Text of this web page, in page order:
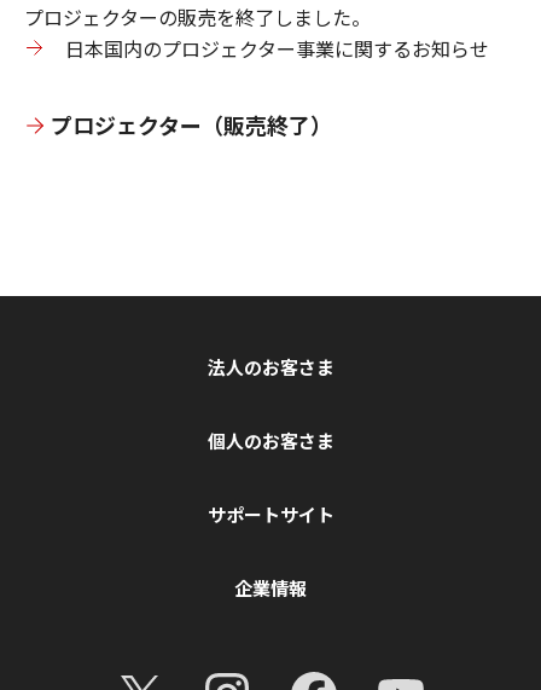
プロジェクターの販売を終了しました。
日本国内のプロジェクター事業に関するお知らせ
プロジェクター（販売終了）
法人のお客さま
個人のお客さま
サポートサイト
企業情報